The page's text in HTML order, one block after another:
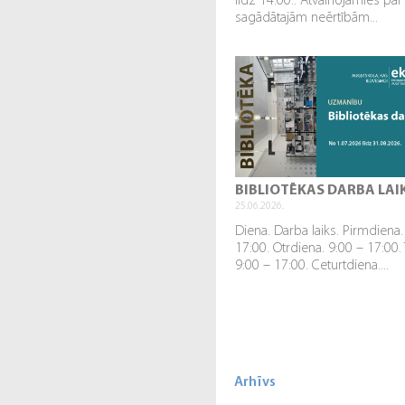
sagādātajām neērtībām...
BIBLIOTĒKAS DARBA
25.06.2026.
Diena. Darba laiks. Pirmdiena.
17:00. Otrdiena. 9:00 – 17:00.
9:00 – 17:00. Ceturtdiena....
Arhīvs